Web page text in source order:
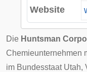
Website
Die Huntsman
Chemieunternehmen
im Bundesstaat Utah,